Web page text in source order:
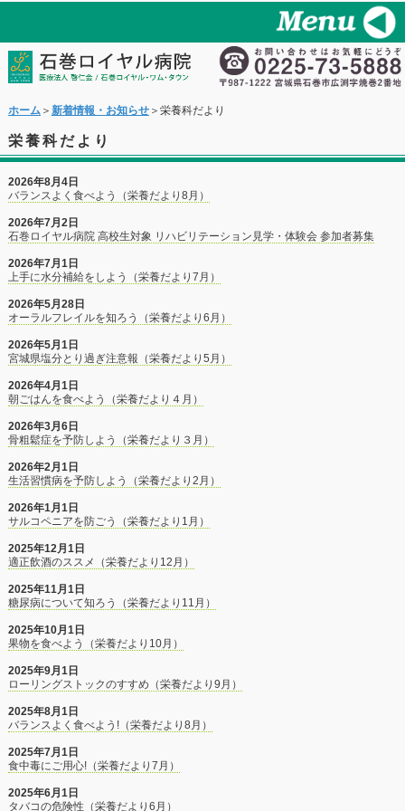
ホーム＞ 新着情報・お知らせ＞栄養科だより
栄養科だより
2026年8月4日
バランスよく食べよう（栄養だより8月）
2026年7月2日
石巻ロイヤル病院 高校生対象 リハビリテーション見学・体験会 参加者募集
2026年7月1日
上手に水分補給をしよう（栄養だより7月）
2026年5月28日
オーラルフレイルを知ろう（栄養だより6月）
2026年5月1日
宮城県塩分とり過ぎ注意報（栄養だより5月）
2026年4月1日
朝ごはんを食べよう（栄養だより４月）
2026年3月6日
骨粗鬆症を予防しよう（栄養だより３月）
2026年2月1日
生活習慣病を予防しよう（栄養だより2月）
2026年1月1日
サルコペニアを防ごう（栄養だより1月）
2025年12月1日
適正飲酒のススメ（栄養だより12月）
2025年11月1日
糖尿病について知ろう（栄養だより11月）
2025年10月1日
果物を食べよう（栄養だより10月）
2025年9月1日
ローリングストックのすすめ（栄養だより9月）
2025年8月1日
バランスよく食べよう!（栄養だより8月）
2025年7月1日
食中毒にご用心!（栄養だより7月）
2025年6月1日
タバコの危険性（栄養だより6月）